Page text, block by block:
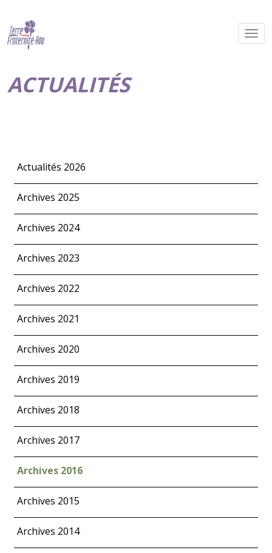
ACTUALITÉS
Actualités 2026
Archives 2025
Archives 2024
Archives 2023
Archives 2022
Archives 2021
Archives 2020
Archives 2019
Archives 2018
Archives 2017
Archives 2016
Archives 2015
Archives 2014